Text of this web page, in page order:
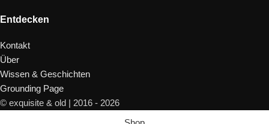
Entdecken
Kontakt
Über
Wissen & Geschichten
Grounding Page
© exquisite & old | 2016 - 2026